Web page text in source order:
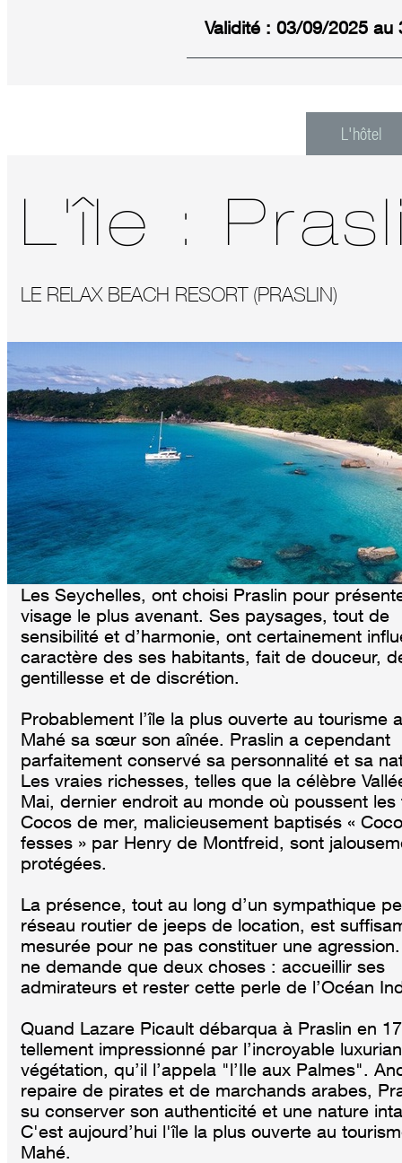
Validité : 03/09/2025 au
L'hôtel
L'île :
LE RELAX BEACH RESORT (PRASLIN)
Les Seychelles, ont choisi Praslin pour
visage le plus avenant. Ses paysages, tout de
sensibilité et d’harmonie, ont certainement
caractère des ses habitants, fait de douceur,
gentillesse et de discrétion.
Probablement l’île la plus ouverte au tourisme
Mahé sa sœur son aînée. Praslin a cependant
parfaitement conservé sa personnalité et sa
Les vraies richesses, telles que la célèbre
Mai, dernier endroit au monde où poussent les
Cocos de mer, malicieusement baptisés «
fesses » par Henry de Montfreid, sont
protégées.
La présence, tout au long d’un sympathique
réseau routier de jeeps de location, est
mesurée pour ne pas constituer une
ne demande que deux choses : accueillir ses
admirateurs et rester cette perle de l’Océan
Quand Lazare Picault débarqua à Praslin en
tellement impressionné par l’incroyable
végétation, qu’il l’appela "l’Ile aux Palmes".
repaire de pirates et de marchands arabes,
su conserver son authenticité et une nature
C'est aujourd’hui l'île la plus ouverte au
Mahé.